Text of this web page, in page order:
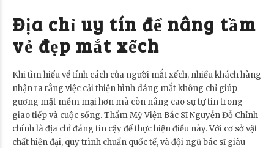
Địa chỉ uy tín để nâng tầm
vẻ đẹp mắt xếch
Khi tìm hiểu về tính cách của người mắt xếch, nhiều khách hàng
nhận ra rằng việc cải thiện hình dáng mắt không chỉ giúp
gương mặt mềm mại hơn mà còn nâng cao sự tự tin trong
giao tiếp và cuộc sống. Thẩm Mỹ Viện Bác Sĩ Nguyễn Đỗ Chỉnh
chính là địa chỉ đáng tin cậy để thực hiện điều này. Với cơ sở vật
chất hiện đại, quy trình chuẩn quốc tế, và đội ngũ bác sĩ giàu